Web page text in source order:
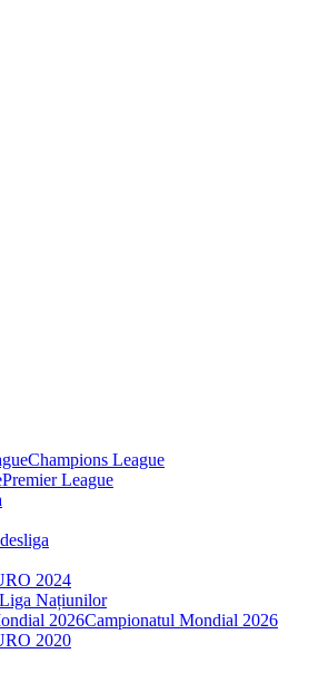
Champions League
Premier League
2024
Liga Națiunilor
Campionatul Mondial 2026
2020